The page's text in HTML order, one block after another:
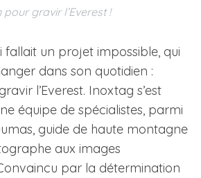
pour gravir l’Everest !
fallait un projet impossible, qui
dans son quotidien :
l’Everest. Inoxtag s’est
équipe de spécialistes, parmi
guide de haute montagne
aux images
par la détermination